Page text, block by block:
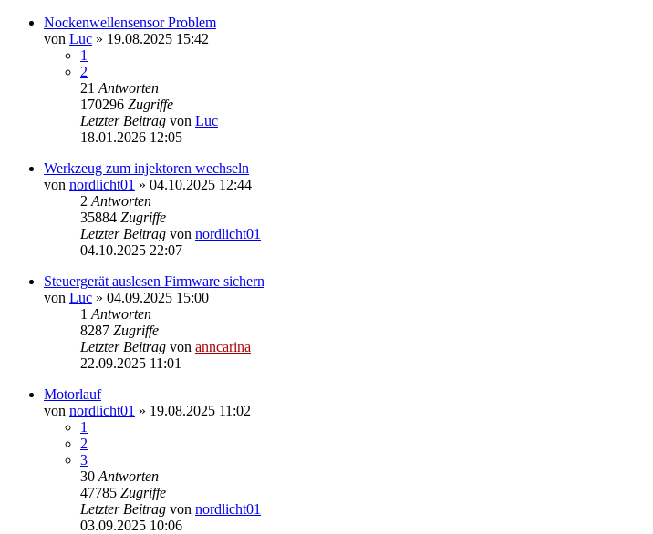
Nockenwellensensor Problem
von Luc » 19.08.2025 15:42
1
2
21 Antworten
170296 Zugriffe
Letzter Beitrag von Luc
18.01.2026 12:05
Werkzeug zum injektoren wechseln
von nordlicht01 » 04.10.2025 12:44
2 Antworten
35884 Zugriffe
Letzter Beitrag von nordlicht01
04.10.2025 22:07
Steuergerät auslesen Firmware sichern
von Luc » 04.09.2025 15:00
1 Antworten
8287 Zugriffe
Letzter Beitrag von anncarina
22.09.2025 11:01
Motorlauf
von nordlicht01 » 19.08.2025 11:02
1
2
3
30 Antworten
47785 Zugriffe
Letzter Beitrag von nordlicht01
03.09.2025 10:06